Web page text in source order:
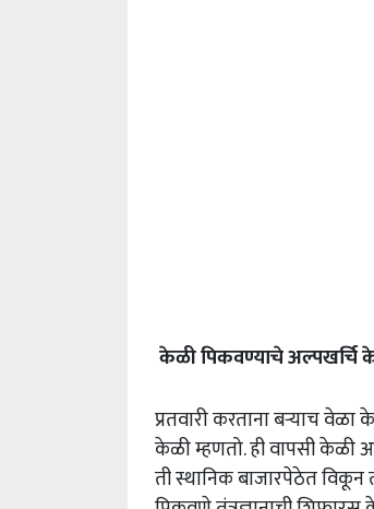
केळी पिकवण्याचे अल्पखर्चि
प्रतवारी करताना बऱ्याच
केळी म्हणतो. ही वापसी केळी
ती स्थानिक बाजारपेठेत